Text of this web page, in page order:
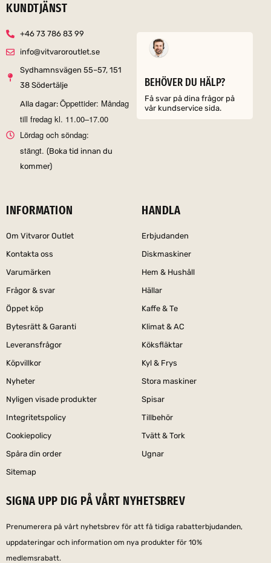
KUNDTJÄNST
+46 73 786 83 99
info@vitvaroroutlet.se
Sydhamnsvägen 55–57, 151
38 Södertälje
Alla dagar: Öppettider: Måndag
till fredag kl. 11.00–17.00
Lördag och söndag:
stängt. (Boka tid innan du
kommer)
BEHÖVER DU HÄLP?
Få svar på dina frågor på
vår kundservice sida.
INFORMATION
Om Vitvaror Outlet
Kontakta oss
Varumärken
Frågor & svar
Öppet köp
Bytesrätt & Garanti
Leveransfrågor
Köpvillkor
Nyheter
Nyligen visade produkter
Integritetspolicy
Cookiepolicy
Spåra din order
Sitemap
HANDLA
Erbjudanden
Diskmaskiner
Hem & Hushåll
Hällar
Kaffe & Te
Klimat & AC
Köksfläktar
Kyl & Frys
Stora maskiner
Spisar
Tillbehör
Tvätt & Tork
Ugnar
SIGNA UPP DIG PÅ VÅRT NYHETSBREV
Prenumerera på vårt nyhetsbrev för att få tidiga rabatterbjudanden,
uppdateringar och information om nya produkter för 10%
medlemsrabatt.